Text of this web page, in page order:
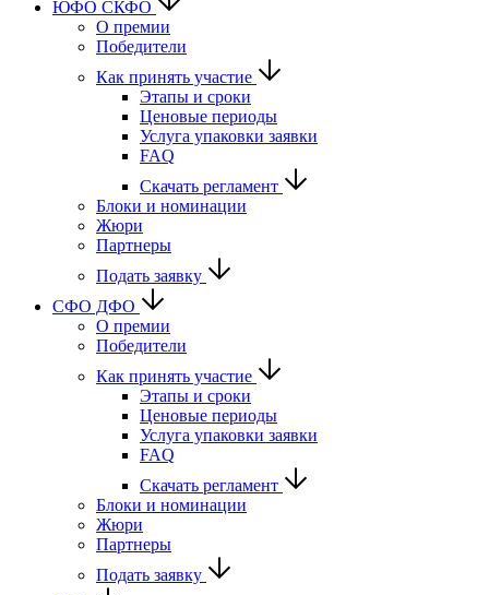
ЮФО СКФО
О премии
Победители
Как принять участие
Этапы и сроки
Ценовые периоды
Услуга упаковки заявки
FAQ
Скачать регламент
Блоки и номинации
Жюри
Партнеры
Подать заявку
CФО ДФО
О премии
Победители
Как принять участие
Этапы и сроки
Ценовые периоды
Услуга упаковки заявки
FAQ
Скачать регламент
Блоки и номинации
Жюри
Партнеры
Подать заявку